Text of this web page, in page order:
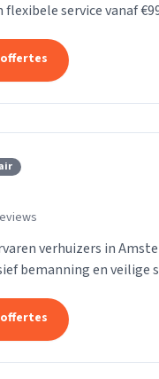
service vanaf
verhuizers in
bemanning en veilige